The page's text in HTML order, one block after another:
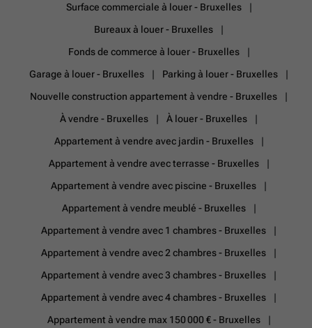
Surface commerciale à louer - Bruxelles
Bureaux à louer - Bruxelles
Fonds de commerce à louer - Bruxelles
Garage à louer - Bruxelles
Parking à louer - Bruxelles
Nouvelle construction appartement à vendre - Bruxelles
À vendre - Bruxelles
À louer - Bruxelles
Appartement à vendre avec jardin - Bruxelles
Appartement à vendre avec terrasse - Bruxelles
Appartement à vendre avec piscine - Bruxelles
Appartement à vendre meublé - Bruxelles
Appartement à vendre avec 1 chambres - Bruxelles
Appartement à vendre avec 2 chambres - Bruxelles
Appartement à vendre avec 3 chambres - Bruxelles
Appartement à vendre avec 4 chambres - Bruxelles
Appartement à vendre max 150 000 € - Bruxelles